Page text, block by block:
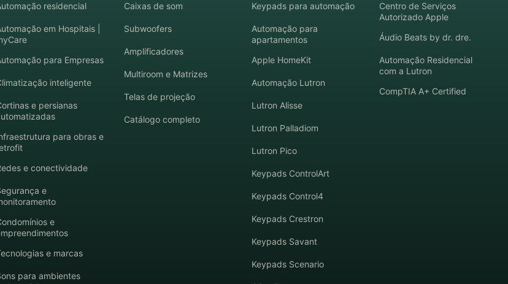
residencial
em Hospitais |
para Empresas
inteligente
e persianas
para obras e
e conectividade
e
e
e marcas
para ambientes
Caixas de som
Subwoofers
Amplificadores
Multiroom e Matrizes
Telas de projeção
Catálogo completo
Keypads para automação
Automação para
apartamentos
Apple HomeKit
Automação Lutron
Lutron Alisse
Lutron Palladiom
Lutron Pico
Keypads ControlArt
Keypads Control4
Keypads Crestron
Keypads Savant
Keypads Scenario
Centro de Serviços
Autorizado Apple
Áudio Beats by dr. dre.
Automação Residencial
com a Lutron
CompTIA A+ Certified